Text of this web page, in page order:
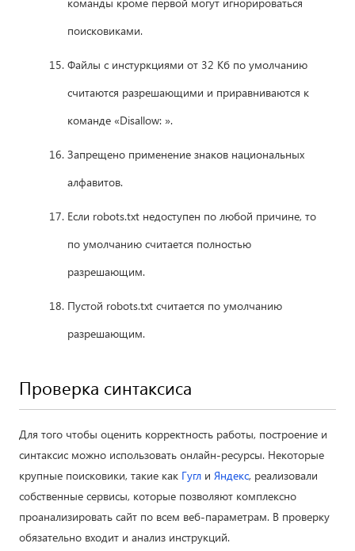
поисковиками.
Файлы с инстуркциями от 32 Кб по умолчанию
считаются разрешающими и приравниваются к
команде «Disallow: ».
Запрещено применение знаков национальных
алфавитов.
Если robots.txt недоступен по любой причине, то
по умолчанию считается полностью
разрешающим.
Пустой robots.txt считается по умолчанию
разрешающим.
Проверка синтаксиса
Для того чтобы оценить корректность работы, построение и
синтаксис можно использовать онлайн-ресурсы. Некоторые
крупные поисковики, такие как Гугл и Яндекс, реализовали
собственные сервисы, которые позволяют комплексно
проанализировать сайт по всем веб-параметрам. В проверку
обязательно входит и анализ инструкций.